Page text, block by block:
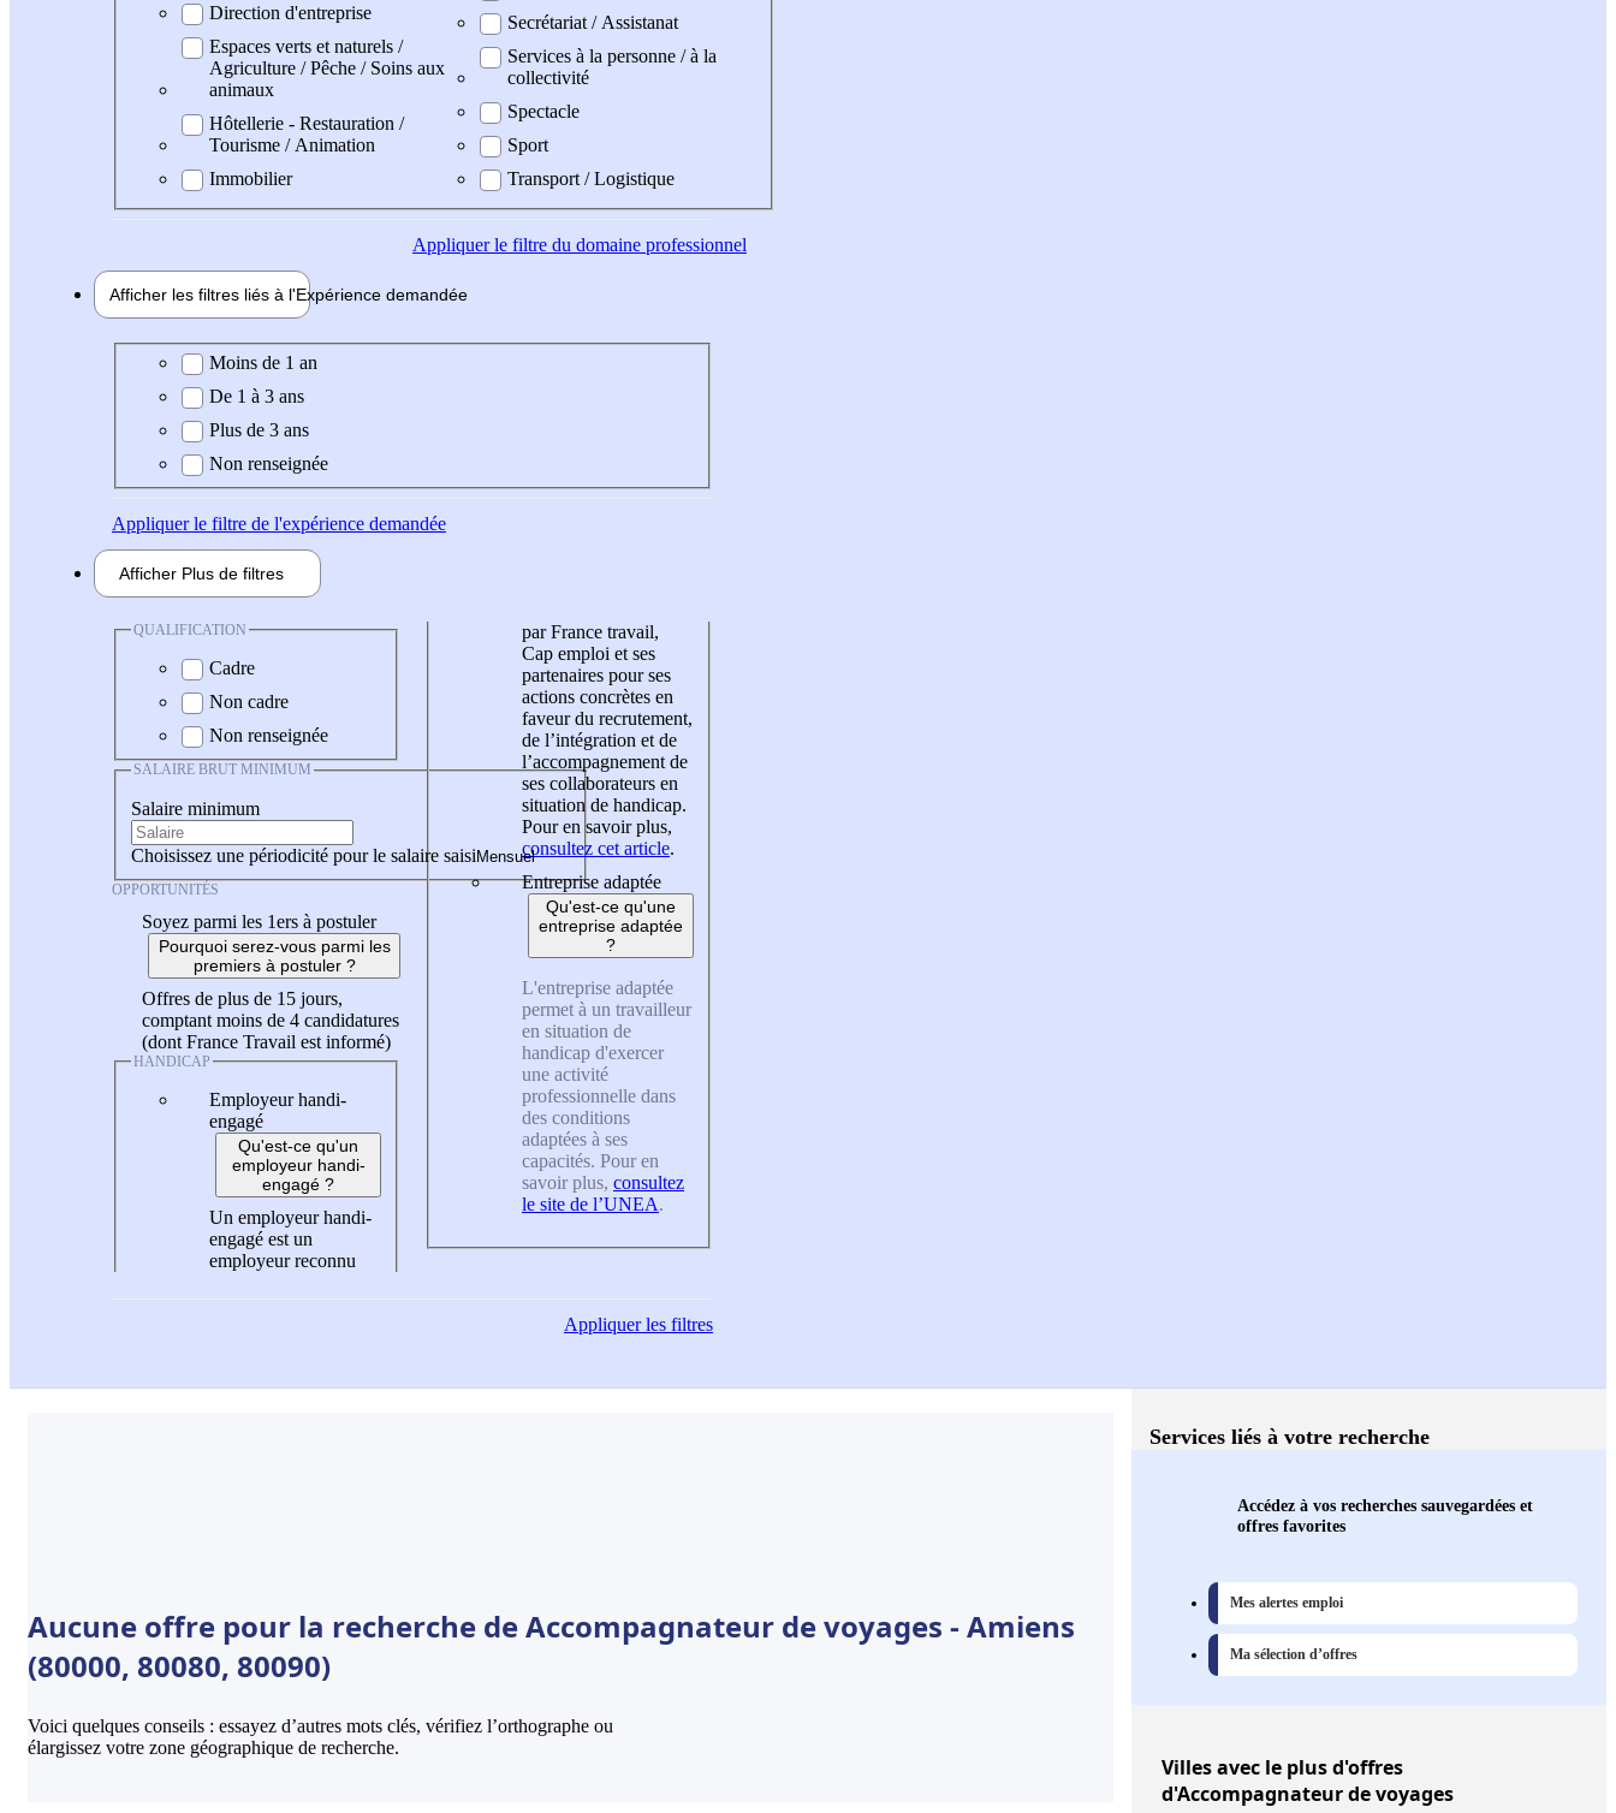
Direction d'entreprise
Espaces verts et naturels /
Agriculture / Pêche / Soins aux
animaux
Hôtellerie - Restauration /
Tourisme / Animation
Immobilier
Secrétariat / Assistanat
Services à la personne / à la
collectivité
Spectacle
Sport
Transport / Logistique
Appliquerle filtre du domaine professionnel
Afficher les filtres liés à l'Expérience demandée
Expérience demandée
Moins de 1 an
De 1 à 3 ans
Plus de 3 ans
Non renseignée
Appliquerle filtre de l'expérience demandée
Afficher Plus de filtres
QUALIFICATION
Cadre
Non cadre
Non renseignée
SALAIRE BRUT MINIMUM
Salaire minimum
Choisissez une périodicité pour le salaire saisi
OPPORTUNITÉS
Soyez parmi les 1ers à postuler
Pourquoi serez-vous parmi les
premiers à postuler ?
Offres de plus de 15 jours,
comptant moins de 4 candidatures
(dont France Travail est informé)
HANDICAP
Employeur handi-
engagé
Qu'est-ce qu'un
employeur handi-
engagé ?
Un employeur handi-
engagé est un
employeur reconnu
par France travail,
Cap emploi et ses
partenaires pour ses
actions concrètes en
faveur du recrutement,
de l’intégration et de
l’accompagnement de
ses collaborateurs en
situation de handicap.
Pour en savoir plus,
consultez cet article.
Entreprise adaptée
Qu'est-ce qu'une
entreprise adaptée
?
L'entreprise adaptée
permet à un travailleur
en situation de
handicap d'exercer
une activité
professionnelle dans
des conditions
adaptées à ses
capacités. Pour en
savoir plus, consultez
le site de l’UNEA.
Appliquerles filtres
Aucune offre pour la recherche de Accompagnateur de voyages - Amiens
(80000, 80080, 80090)
Voici quelques conseils : essayez d’autres mots clés, vérifiez l’orthographe ou
élargissez votre zone géographique de recherche.
Services liés à votre recherche
Accédez à vos recherches sauvegardées et
offres favorites
Mes alertes emploi
Ma sélection d’offres
Villesavec le plus d'offres
d'Accompagnateur de voyages